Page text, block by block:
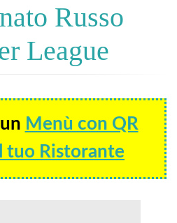
Russo
League
Menù con QR
tuo Ristorante